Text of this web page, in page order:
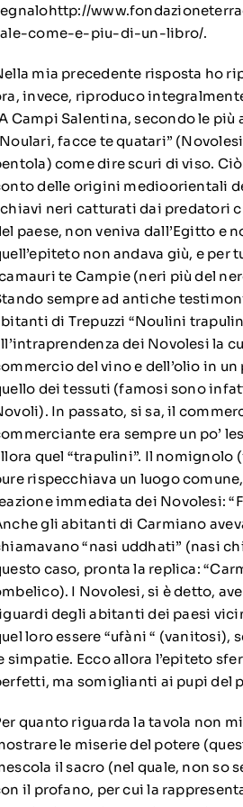
http://
come-e-piu-di-un-libro/.
mia precedente risposta ho
invece, riproduco
Campi Salentina, secondo le
facce te quatari”
come dire scuri di viso.
delle origini medioorientali
neri catturati dai predatori
paese, non veniva dall’Egitto e
non andava giù, e
te Campie (neri più del
sempre ad antiche
di Trepuzzi “Noulini
dei Novolesi la
del vino e dell’olio in
dei tessuti (famosi sono
In passato, si sa, il
era sempre un po’
quel “trapulini”. Il nomignolo
rispecchiava un luogo
immediata dei Novolesi:
gli abitanti di Carmiano
“nasi uddhati” (nasi
caso, pronta la replica:
I Novolesi, si è detto,
degli abitanti dei paesi
loro essere “ufàni “ (vanitosi),
simpatie. Ecco allora l’epiteto
ma somiglianti ai pupi del
quanto riguarda la tavola non
le miserie del potere
il sacro (nel quale, non so
il profano, per cui la